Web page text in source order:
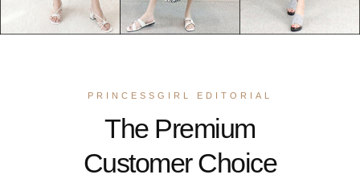
PRINCESSGIRL EDITORIAL
The Premium
Customer Choice